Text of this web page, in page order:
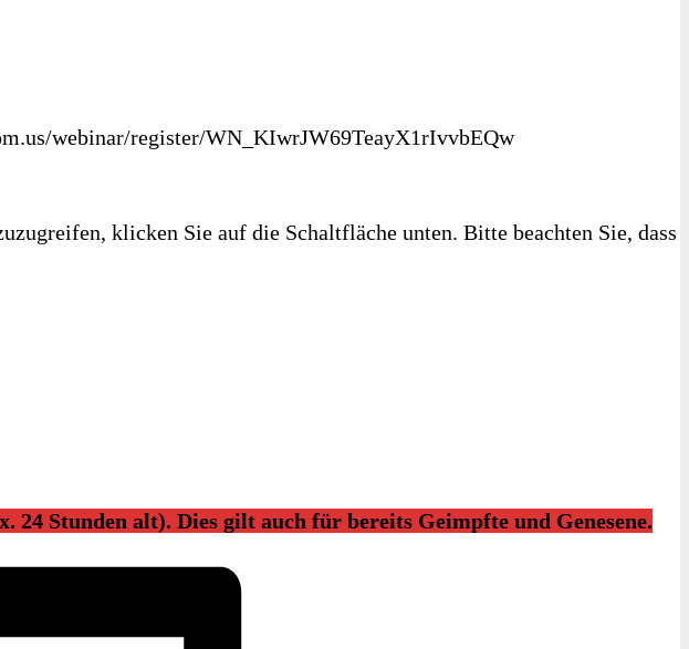
webinar/register/WN_KIwrJW69TeayX1rIvvbEQw
klicken Sie auf die Schaltfläche unten. Bitte beachten Sie, dass
24 Stunden alt). Dies gilt auch für bereits Geimpfte und Genesene.